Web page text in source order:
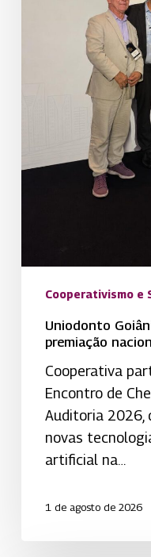
Cooperativismo e
Uniodonto
premiação
Cooperativa
Encontro de
Auditoria 2026,
novas
artificial na…
1 de agosto de 2026